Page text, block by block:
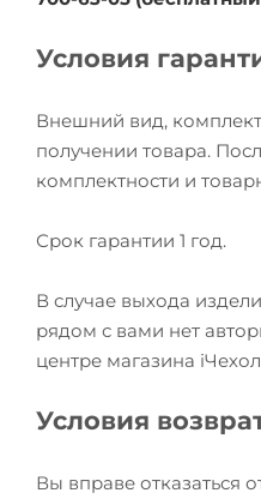
Условия
Внешний вид,
получении товара.
комплектности и
Срок гарантии 1 год.
В случае выхода
рядом с вами нет
центре магазина
Условия
Вы вправе отказаться